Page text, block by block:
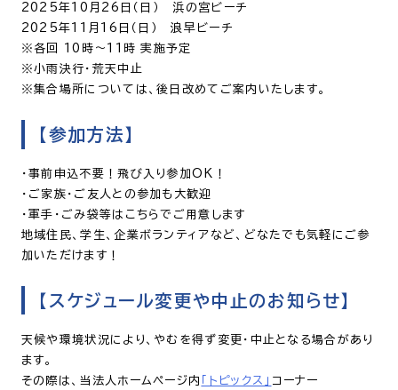
2025年10月26日（日） 浜の宮ビーチ
2025年11月16日（日） 浪早ビーチ
※各回 10時～11時 実施予定
※小雨決行・荒天中止
※集合場所については、後日改めてご案内いたします。
【参加方法】
・事前申込不要！飛び入り参加OK！
・ご家族・ご友人との参加も大歓迎
・軍手・ごみ袋等はこちらでご用意します
地域住民、学生、企業ボランティアなど、どなたでも気軽にご参
加いただけます！
【スケジュール変更や中止のお知らせ】
天候や環境状況により、やむを得ず変更・中止となる場合があり
ます。
その際は、当法人ホームページ内 「トピックス」 コーナー